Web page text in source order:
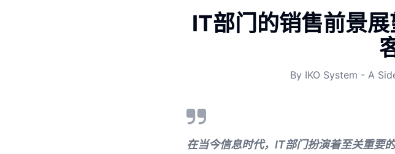
IT部门的销售前景
By IKO System - A
在当今信息时代，IT部门扮演着至关重要